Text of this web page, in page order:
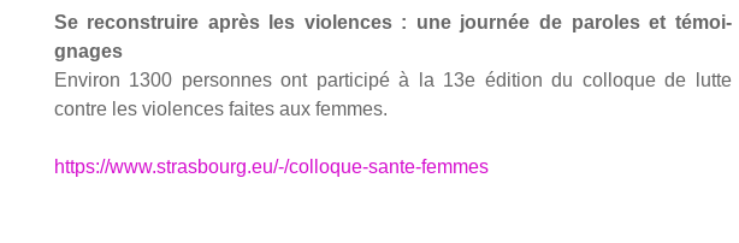
Se recons­truire après les vio­lences : une jour­née de paroles et témoi­
gnages
Envi­ron 1300 per­sonnes ont par­ti­ci­pé à la 13e édi­tion du col­loque de lutte
contre les vio­lences faites aux femmes.
https://www.strasbourg.eu/-/colloque-sante-femmes